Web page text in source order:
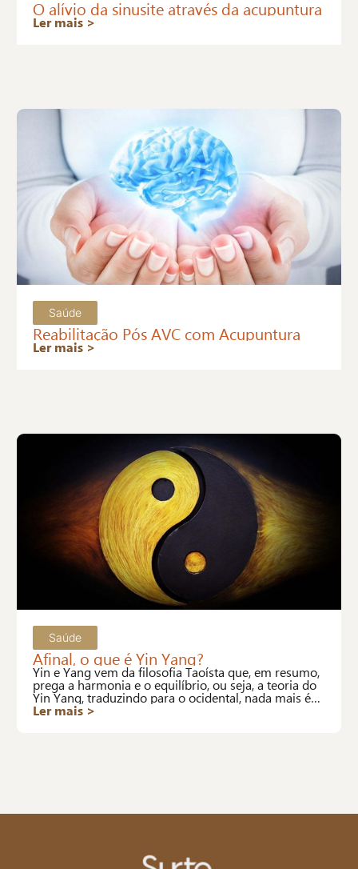
O alívio da sinusite através da acupuntura
Ler mais >
Saúde
Reabilitação Pós AVC com Acupuntura
Ler mais >
Saúde
Afinal, o que é Yin Yang?
Yin e Yang vem da filosofia Taoísta que, em resumo,
prega a harmonia e o equilíbrio, ou seja, a teoria do
Yin Yang, traduzindo para o ocidental, nada mais é
que a definição de saúde da OMS.
Ler mais >